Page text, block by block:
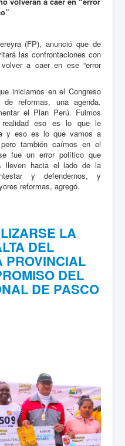
(FP), anunció que de
las confrontaciones con
a caer en ese “error
iniciamos en el Congreso
reformas, una agenda.
el Plan Perú. Fuimos
realidad eso es lo que le
y eso es lo que vamos a
también caímos en el
fue un error político que
lleven hacia el lado de la
y defendernos, y
reformas, agregó.
LA
DEL
PROVINCIAL
DEL
DE PASCO